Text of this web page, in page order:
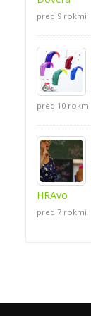
pred 9 rokmi
pred 10 rokmi
HRAvo
pred 7 rokmi